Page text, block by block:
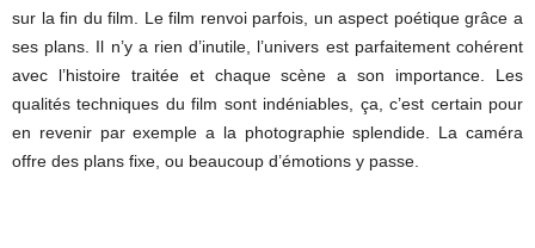
sur la fin du film. Le film renvoi parfois, un aspect poétique grâce a
ses plans. Il n’y a rien d’inutile, l’univers est parfaitement cohérent
avec l’histoire traitée et chaque scène a son importance. Les
qualités techniques du film sont indéniables, ça, c’est certain pour
en revenir par exemple a la photographie splendide. La caméra
offre des plans fixe, ou beaucoup d’émotions y passe.